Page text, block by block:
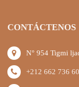
CONTÁCTENOS
N° 954 Tigmi
+212 662 736